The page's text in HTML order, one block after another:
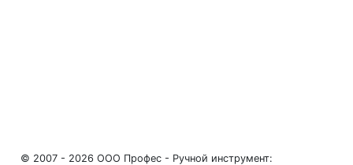
© 2007 - 2026 ООО Профес - Ручной инструмент: